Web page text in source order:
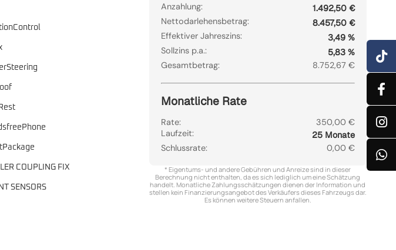
COUPLING FIX
SENSORS
Anzahlung:
1.492,50 €
Nettodarlehensbetrag:
8.457,50 €
Effektiver Jahreszins:
3,49 %
Sollzins p.a.:
5,83 %
Gesamtbetrag:
8.752,67 €
Monatliche Rate
Rate:
350,00 €
Laufzeit:
25 Monate
Schlussrate:
0,00 €
* Eigentums- und andere Gebühren und Anreize sind in dieser
Berechnung nicht enthalten, da es sich lediglich um eine Schätzung
handelt. Monatliche Zahlungsschätzungen dienen der Information und
stellen kein Finanzierungsangebot des Verkäufers dieses Fahrzeugs dar.
Es können weitere Steuern anfallen.